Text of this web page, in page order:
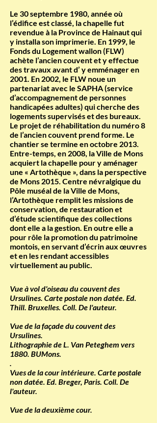
Le 30 septembre 1980, année où
l’édifice est classé, la chapelle fut
revendue à la Province de Hainaut qui
y installa son imprimerie. En 1999, le
Fonds du Logement wallon (FLW)
achète l’ancien couvent et y effectue
des travaux avant d’ y emménager en
2001. En 2002, le FLW noue un
partenariat avec le SAPHA (service
d’accompagnement de personnes
handicapées adultes) qui cherche des
logements supervisés et des bureaux.
Le projet de réhabilitation du numéro 8
de l’ancien couvent prend forme. Le
chantier se termine en octobre 2013.
Entre-temps, en 2008, la Ville de Mons
acquiert la chapelle pour y aménager
une « Artothèque », dans la perspective
de Mons 2015. Centre névralgique du
Pôle muséal de la Ville de Mons,
l’Artothèque remplit les missions de
conservation, de restauration et
d’étude scientifique des collections
dont elle a la gestion. En outre elle a
pour rôle la promotion du patrimoine
montois, en servant d’écrin aux œuvres
et en les rendant accessibles
virtuellement au public.
Vue à vol d'oiseau du couvent des
Ursulines. Carte postale non datée. Ed.
Thill. Bruxelles. Coll. De l'auteur.
Vue de la façade du couvent des
Ursulines.
Lithographie de L. Van Peteghem vers
1880. BUMons.
.
Vues de la cour intérieure. Carte postale
non datée. Ed. Breger, Paris. Coll. De
l'auteur.
Vue de la deuxième cour.